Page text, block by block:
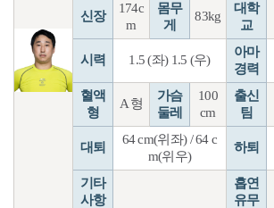
신장
174c
m
몸무
게
83kg
대학
교
시력 1.5 (좌) 1.5 (우)
아마
경력
혈액
형
A 형
가슴
둘레
100
cm
출신
팀
대퇴
64 cm(위좌) / 64 c
m(위우)
하퇴
기타
사항
흡연
유무